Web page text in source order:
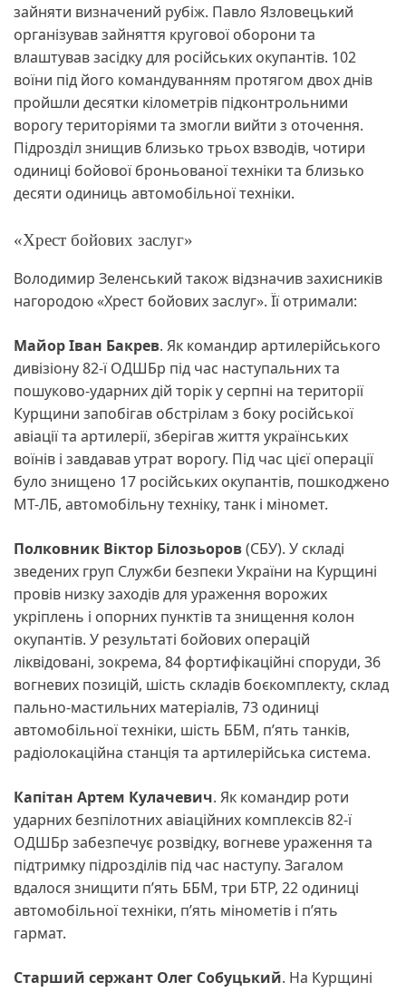
зайняти визначений рубіж. Павло Язловецький
організував зайняття кругової оборони та
влаштував засідку для російських окупантів. 102
воїни під його командуванням протягом двох днів
пройшли десятки кілометрів підконтрольними
ворогу територіями та змогли вийти з оточення.
Підрозділ знищив близько трьох взводів, чотири
одиниці бойової броньованої техніки та близько
десяти одиниць автомобільної техніки.
«Хрест бойових заслуг»
Володимир Зеленський також відзначив захисників
нагородою «Хрест бойових заслуг». Її отримали:
Майор Іван Бакрев. Як командир артилерійського
дивізіону 82-ї ОДШБр під час наступальних та
пошуково-ударних дій торік у серпні на території
Курщини запобігав обстрілам з боку російської
авіації та артилерії, зберігав життя українських
воїнів і завдавав утрат ворогу. Під час цієї операції
було знищено 17 російських окупантів, пошкоджено
МТ-ЛБ, автомобільну техніку, танк і міномет.
Полковник Віктор Білозьоров(СБУ). У складі
зведених груп Служби безпеки України на Курщині
провів низку заходів для ураження ворожих
укріплень і опорних пунктів та знищення колон
окупантів. У результаті бойових операцій
ліквідовані, зокрема, 84 фортифікаційні споруди, 36
вогневих позицій, шість складів боєкомплекту, склад
пально-мастильних матеріалів, 73 одиниці
автомобільної техніки, шість ББМ, п’ять танків,
радіолокаційна станція та артилерійська система.
Капітан Артем Кулачевич. Як командир роти
ударних безпілотних авіаційних комплексів 82-ї
ОДШБр забезпечує розвідку, вогневе ураження та
підтримку підрозділів під час наступу. Загалом
вдалося знищити п’ять ББМ, три БТР, 22 одиниці
автомобільної техніки, п’ять мінометів і п’ять
гармат.
Старший сержант Олег Собуцький. На Курщині